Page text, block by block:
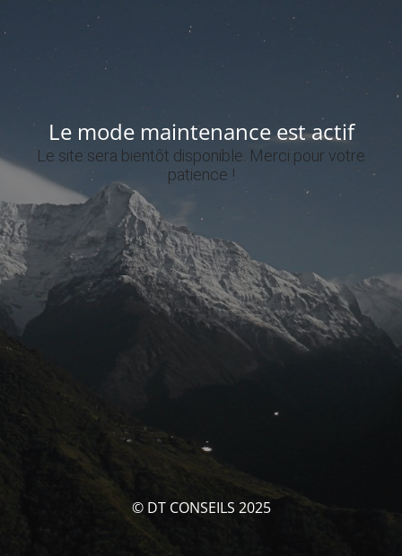
Le mode maintenance est actif
Le site sera bientôt disponible. Merci pour votre
patience !
© DT CONSEILS 2025